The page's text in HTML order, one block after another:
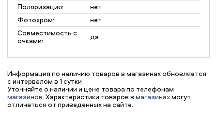
Поляризация:
нет
Фотохром:
нет
Совместимость с
очками:
да
Информация по наличию товаров в магазинах обновляется
с интервалом в 1 сутки
Уточняйте о наличии и цене товара по телефонам
магазинов. Характеристики товаров в магазинахмогут
отличаться от приведенных на сайте.